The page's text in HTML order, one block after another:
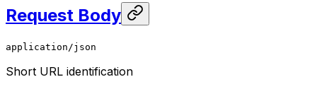
Request Body
application/json
Short URL identification